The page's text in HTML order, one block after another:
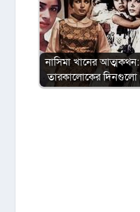
নাসিমা খানের আত্মকথন:
তারকালোকের দিনগুলো